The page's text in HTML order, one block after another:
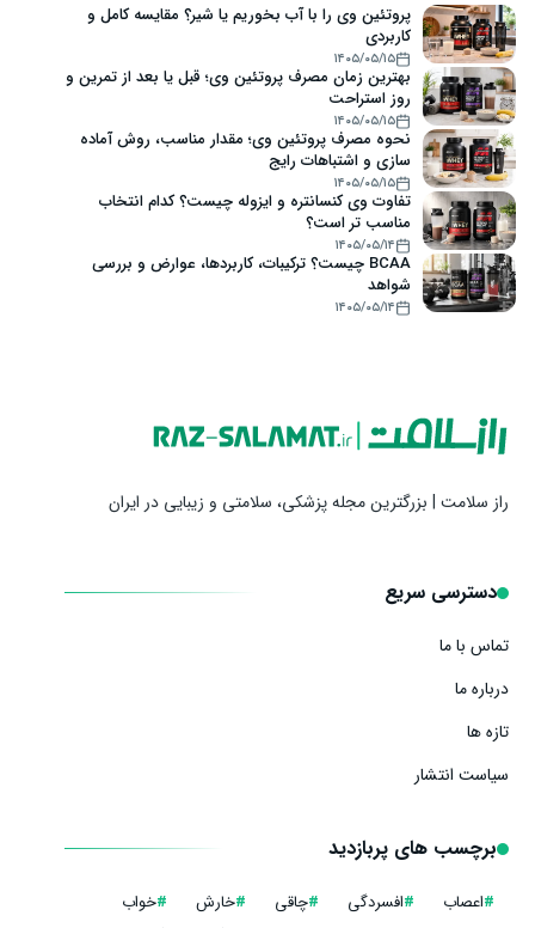
پروتئین وی را با آب بخوریم یا شیر؟ مقایسه کامل و
کاربردی
۱۴۰۵/۰۵/۱۵
بهترین زمان مصرف پروتئین وی؛ قبل یا بعد از تمرین و
روز استراحت
۱۴۰۵/۰۵/۱۵
نحوه مصرف پروتئین وی؛ مقدار مناسب، روش آماده
سازی و اشتباهات رایج
۱۴۰۵/۰۵/۱۵
تفاوت وی کنسانتره و ایزوله چیست؟ کدام انتخاب
مناسب تر است؟
۱۴۰۵/۰۵/۱۴
BCAA چیست؟ ترکیبات، کاربردها، عوارض و بررسی
شواهد
۱۴۰۵/۰۵/۱۴
راز سلامت | بزرگترین مجله پزشکی، سلامتی و زیبایی در ایران
دسترسی سریع
تماس با ما
درباره ما
تازه ها
سیاست انتشار
برچسب های پربازدید
#اعصاب #افسردگی #چاقی #خارش #خواب